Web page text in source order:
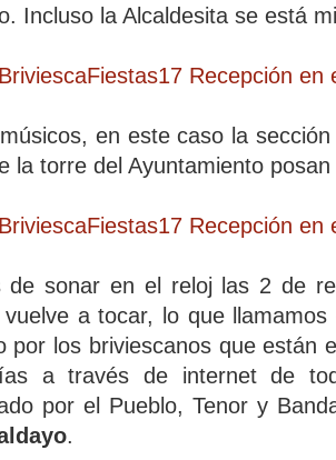
Incluso la Alcaldesita se está
en este caso la
la torre del Ayuntamiento posan
de sonar en el reloj las 2 de
vuelve a tocar, lo que
por los briviescanos que están
a través de internet de
por el Pueblo, Tenor y
.